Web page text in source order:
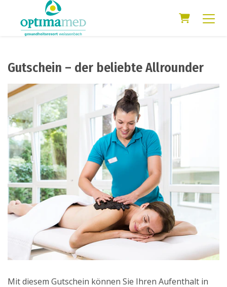
Warenkorb
Gutschein – der beliebte Allrounder
Mit diesem Gutschein können Sie Ihren Aufenthalt in